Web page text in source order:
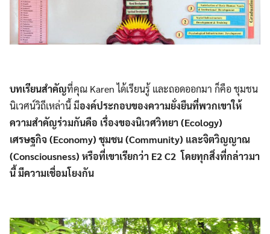
บทเรียนสำคัญที่คุณ Karen ได้เรียนรู้ และถอดออกมา ก็คือ ชุมชน
นิเวศน์วิถีเหล่านี้ มีองค์ประกอบของความยั่งยืนที่พวกเขาให้
ความสำคัญร่วมกันคือ เรื่องของนิเวศวิทยา (Ecology)
เศรษฐกิจ (Economy) ชุมชน (Community) และจิตวิญญาณ
(Consciousness) หรือที่เขาเรียกว่า E2 C2 โดยทุกสิ่งที่กล่าวมา
นี้ มีความเชื่อมโยงกัน